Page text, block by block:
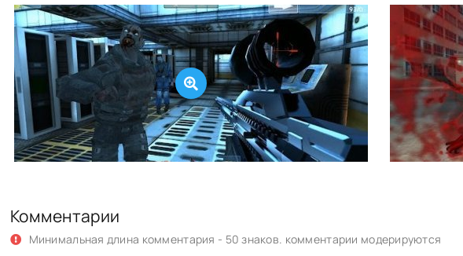
Комментарии
Минимальная длина комментария - 50 знаков. комментарии модерируются